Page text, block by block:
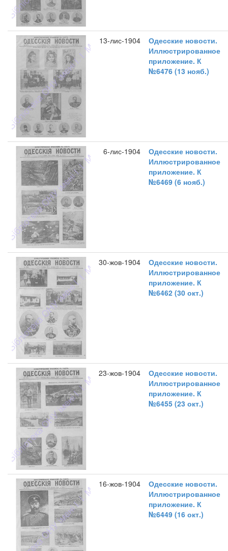
13-лис-1904
Одесские новости.
Иллюстрированное
приложение. К
№6476 (13 нояб.)
6-лис-1904
Одесские новости.
Иллюстрированное
приложение. К
№6469 (6 нояб.)
30-жов-1904
Одесские новости.
Иллюстрированное
приложение. К
№6462 (30 окт.)
23-жов-1904
Одесские новости.
Иллюстрированное
приложение. К
№6455 (23 окт.)
16-жов-1904
Одесские новости.
Иллюстрированное
приложение. К
№6449 (16 окт.)